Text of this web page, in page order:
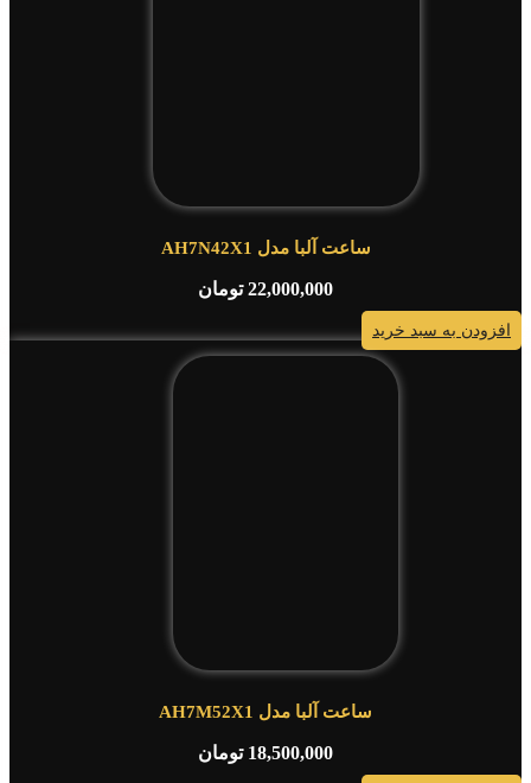
ساعت آلبا مدل AH7N42X1
22,000,000 تومان
افزودن به سبد خرید
ساعت آلبا مدل AH7M52X1
18,500,000 تومان